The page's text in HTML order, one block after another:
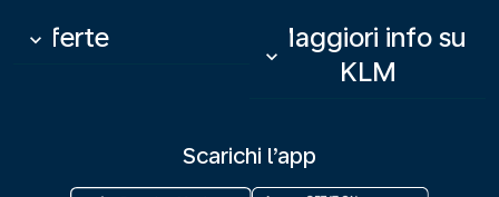
Offerte
keyboard_arrow_down
Maggiori info su
KLM
keyboard_arrow_down
Scarichi l’app